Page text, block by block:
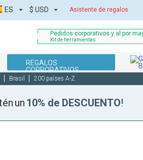
Asistente de regalos
ES $ USD
Pedidos corporativos y al por
Kit de herramientas
REGALOS
CORPORATIVOS
Brasil 200 países A-Z
un 10% de DESCUENTO!